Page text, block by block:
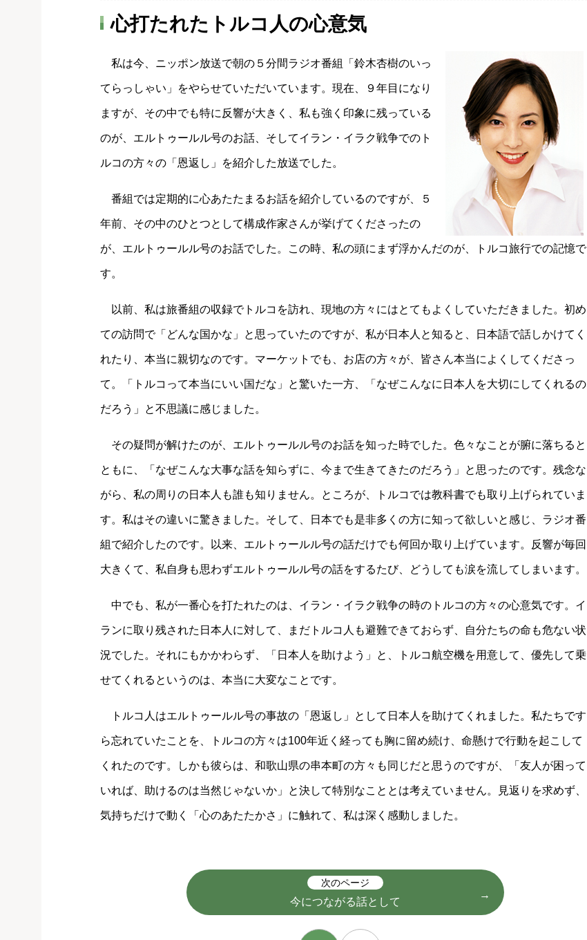
心打たれたトルコ人の心意気
私は今、ニッポン放送で朝の５分間ラジオ番組「鈴木杏樹のいっ
てらっしゃい」をやらせていただいています。現在、９年目になり
ますが、その中でも特に反響が大きく、私も強く印象に残っている
のが、エルトゥールル号のお話、そしてイラン・イラク戦争でのト
ルコの方々の「恩返し」を紹介した放送でした。
番組では定期的に心あたたまるお話を紹介しているのですが、５
年前、その中のひとつとして構成作家さんが挙げてくださったの
が、エルトゥールル号のお話でした。この時、私の頭にまず浮かんだのが、トルコ旅行での記憶で
す。
以前、私は旅番組の収録でトルコを訪れ、現地の方々にはとてもよくしていただきました。初め
ての訪問で「どんな国かな」と思っていたのですが、私が日本人と知ると、日本語で話しかけてく
れたり、本当に親切なのです。マーケットでも、お店の方々が、皆さん本当によくしてくださっ
て。「トルコって本当にいい国だな」と驚いた一方、「なぜこんなに日本人を大切にしてくれるの
だろう」と不思議に感じました。
その疑問が解けたのが、エルトゥールル号のお話を知った時でした。色々なことが腑に落ちると
ともに、「なぜこんな大事な話を知らずに、今まで生きてきたのだろう」と思ったのです。残念な
がら、私の周りの日本人も誰も知りません。ところが、トルコでは教科書でも取り上げられていま
す。私はその違いに驚きました。そして、日本でも是非多くの方に知って欲しいと感じ、ラジオ番
組で紹介したのです。以来、エルトゥールル号の話だけでも何回か取り上げています。反響が毎回
大きくて、私自身も思わずエルトゥールル号の話をするたび、どうしても涙を流してしまいます。
中でも、私が一番心を打たれたのは、イラン・イラク戦争の時のトルコの方々の心意気です。イ
ランに取り残された日本人に対して、まだトルコ人も避難できておらず、自分たちの命も危ない状
況でした。それにもかかわらず、「日本人を助けよう」と、トルコ航空機を用意して、優先して乗
せてくれるというのは、本当に大変なことです。
トルコ人はエルトゥールル号の事故の「恩返し」として日本人を助けてくれました。私たちです
ら忘れていたことを、トルコの方々は100年近く経っても胸に留め続け、命懸けで行動を起こして
くれたのです。しかも彼らは、和歌山県の串本町の方々も同じだと思うのですが、「友人が困って
いれば、助けるのは当然じゃないか」と決して特別なこととは考えていません。見返りを求めず、
気持ちだけで動く「心のあたたかさ」に触れて、私は深く感動しました。
次のページ
今につながる話として